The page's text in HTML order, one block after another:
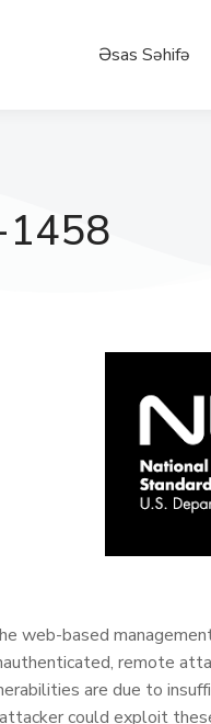
Əsas Səhifə
web-based
remote
are due to
could exploit